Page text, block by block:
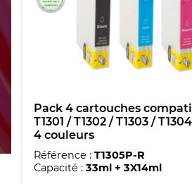
Pack 4 cartouches
T1301 / T1302 / T1303 /
4 couleurs
Référence : T1305P-R
Capacité : 33ml + 3X14ml